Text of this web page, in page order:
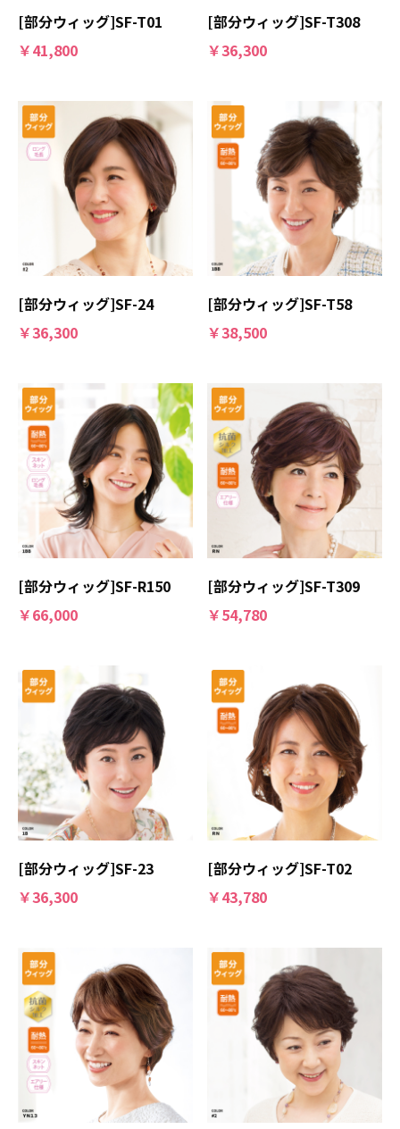
[部分ウィッグ]SF-T01
￥41,800
[部分ウィッグ]SF-T308
￥36,300
[部分ウィッグ]SF-24
￥36,300
[部分ウィッグ]SF-T58
￥38,500
[部分ウィッグ]SF-R150
￥66,000
[部分ウィッグ]SF-T309
￥54,780
[部分ウィッグ]SF-23
￥36,300
[部分ウィッグ]SF-T02
￥43,780